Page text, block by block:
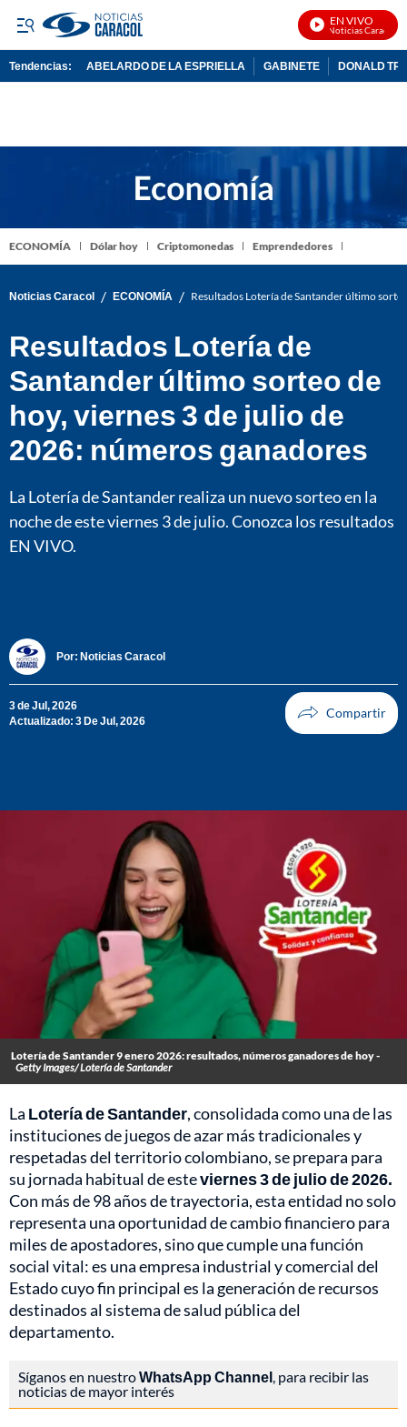
EN VIVO
Noticias Caracol En
Tendencias: ABELARDO DE LA ESPRIELLA GABINETE DONALD
ECONOMÍA Dólar hoy Criptomonedas Emprendedores
Noticias Caracol / ECONOMÍA / Resultados Lotería de Santander último
Resultados Lotería de
Santander último sorteo de
hoy, viernes 3 de julio de
2026: números ganadores
La Lotería de Santander realiza un nuevo sorteo en la
noche de este viernes 3 de julio. Conozca los resultados
EN VIVO.
Por: Noticias Caracol
3 de Jul, 2026
Actualizado: 3 De Jul, 2026
Lotería de Santander 9 enero 2026: resultados, números ganadores de hoy -
Getty Images/ Lotería de Santander
La Lotería de Santander, consolidada como una de las
instituciones de juegos de azar más tradicionales y
respetadas del territorio colombiano, se prepara para
su jornada habitual de esteviernes 3 de julio de 2026.
Con más de 98 años de trayectoria, esta entidad no solo
representa una oportunidad de cambio financiero para
miles de apostadores, sino que cumple una función
social vital: es una empresa industrial y comercial del
Estado cuyo fin principal es la generación de recursos
destinados al sistema de salud pública del
departamento.
Síganos en nuestroWhatsApp Channel, para recibir las
noticias de mayor interés